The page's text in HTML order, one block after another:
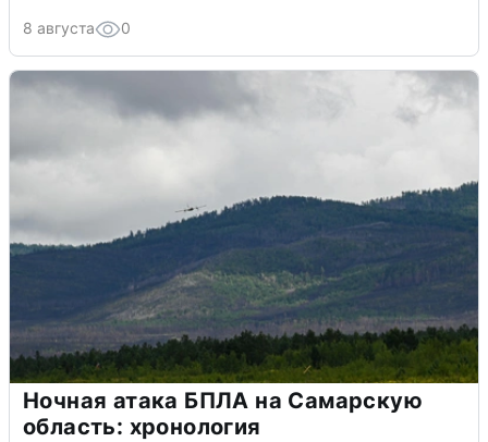
8 августа 0
Ночная атака БПЛА на Самарскую
область: хронология